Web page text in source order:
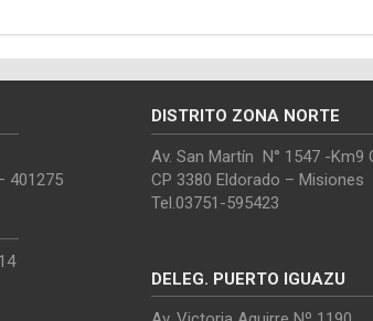
401275
DISTRITO ZONA NORTE
Av. San Martín N° 1547 -Km9
CP 3380 Eldorado – Misiones
Tel.03751-595423
DELEG. PUERTO IGUAZU